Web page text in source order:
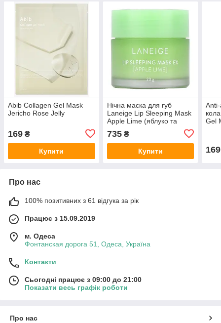
Abib Collagen Gel Mask
Jericho Rose Jelly
169 ₴
Купити
Нічна маска для губ
Laneige Lip Sleeping Mask
Apple Lime (яблуко та
735₴
Купити
Gel
169
Про нас
100% позитивних з 61 відгука за рік
Працює з 15.09.2019
м. Одеса
Фонтанская дорога 51, Одеса, Україна
Контакти
Сьогодні працює з 09:00 до 21:00
Показати весь графік роботи
Про нас